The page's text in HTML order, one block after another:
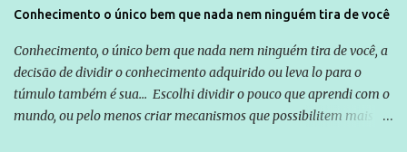
Conhecimento o único bem que nada nem ninguém tira de você
Conhecimento, o único bem que nada nem ninguém tira de você, a
decisão de dividir o conhecimento adquirido ou leva lo para o
túmulo também é sua... Escolhi dividir o pouco que aprendi com o
mundo, ou pelo menos criar mecanismos que possibilitem mais e